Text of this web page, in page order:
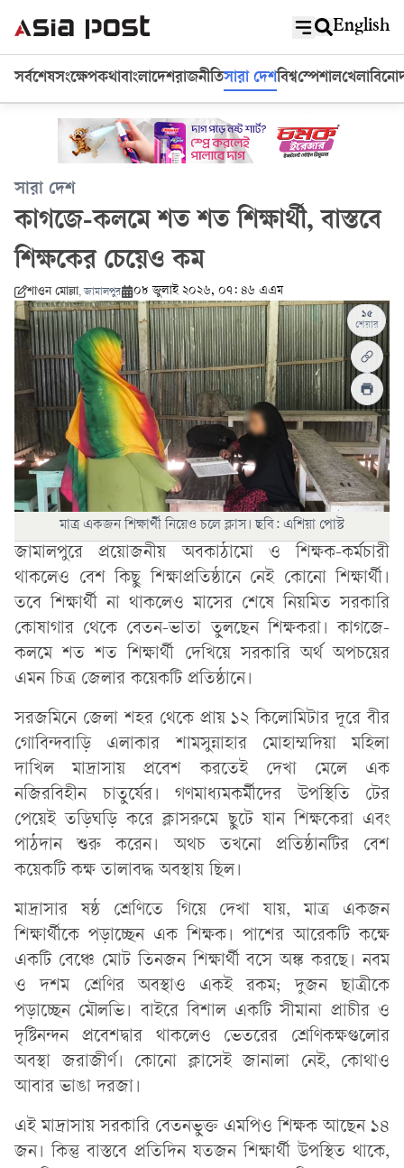
English
সর্বশেষসংক্ষেপকথাবাংলাদেশরাজনীতিসারা দেশবিশ্বস্পেশালখেলা
সারা দেশ
কাগজে-কলমে শত শত শিক্ষার্থী, বাস্তবে
শিক্ষকের চেয়েও কম
শাওন মোল্লা,জামালপুর ০৮ জুলাই ২০২৬, ০৭: ৪৬ এএম
মাত্র একজন শিক্ষার্থী নিয়েও চলে ক্লাস। ছবি: এশিয়া পোস্ট
১৫
শেয়ার
জামালপুরে প্রয়োজনীয় অবকাঠামো ও শিক্ষক-কর্মচারী
থাকলেও বেশ কিছু শিক্ষাপ্রতিষ্ঠানে নেই কোনো শিক্ষার্থী।
তবে শিক্ষার্থী না থাকলেও মাসের শেষে নিয়মিত সরকারি
কোষাগার থেকে বেতন-ভাতা তুলছেন শিক্ষকরা। কাগজে-
কলমে শত শত শিক্ষার্থী দেখিয়ে সরকারি অর্থ অপচয়ের
এমন চিত্র জেলার কয়েকটি প্রতিষ্ঠানে।
সরজমিনে জেলা শহর থেকে প্রায় ১২ কিলোমিটার দূরে বীর
গোবিন্দবাড়ি এলাকার শামসুন্নাহার মোহাম্মদিয়া মহিলা
দাখিল মাদ্রাসায় প্রবেশ করতেই দেখা মেলে এক
নজিরবিহীন চাতুর্যের। গণমাধ্যমকর্মীদের উপস্থিতি টের
পেয়েই তড়িঘড়ি করে ক্লাসরুমে ছুটে যান শিক্ষকেরা এবং
পাঠদান শুরু করেন। অথচ তখনো প্রতিষ্ঠানটির বেশ
কয়েকটি কক্ষ তালাবদ্ধ অবস্থায় ছিল।
মাদ্রাসার ষষ্ঠ শ্রেণিতে গিয়ে দেখা যায়, মাত্র একজন
শিক্ষার্থীকে পড়াচ্ছেন এক শিক্ষক। পাশের আরেকটি কক্ষে
একটি বেঞ্চে মোট তিনজন শিক্ষার্থী বসে অঙ্ক করছে। নবম
ও দশম শ্রেণির অবস্থাও একই রকম; দুজন ছাত্রীকে
পড়াচ্ছেন মৌলভি। বাইরে বিশাল একটি সীমানা প্রাচীর ও
দৃষ্টিনন্দন প্রবেশদ্বার থাকলেও ভেতরের শ্রেণিকক্ষগুলোর
অবস্থা জরাজীর্ণ। কোনো ক্লাসেই জানালা নেই, কোথাও
আবার ভাঙা দরজা।
এই মাদ্রাসায় সরকারি বেতনভুক্ত এমপিও শিক্ষক আছেন ১৪
জন। কিন্তু বাস্তবে প্রতিদিন যতজন শিক্ষার্থী উপস্থিত থাকে,